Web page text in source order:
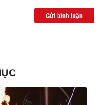
VTV.vn khi phát hành lại
Gửi bình luận